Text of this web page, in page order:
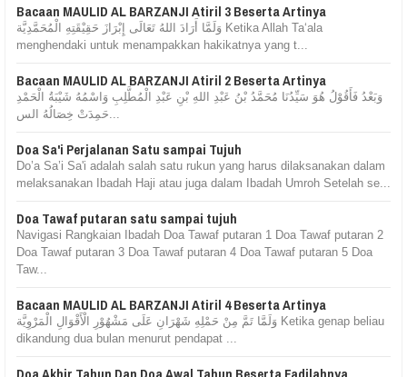
Bacaan MAULID AL BARZANJI Atiril 3 Beserta Artinya
وَلَمَّا أَرَادَ اللهُ تَعَالَى إِبْرَازَ حَقِيْقَتِهِ الْمُحَمَّدِيَّة Ketika Allah Ta‘ala
menghendaki untuk menampakkan hakikatnya yang t...
Bacaan MAULID AL BARZANJI Atiril 2 Beserta Artinya
وَبَعْدُ فَأَقُوْلُ هُوَ سَيِّدُنَا مُحَمَّدُ بْنُ عَبْدِ اللهِ بْنِ عَبْدِ الْمُطَّلِبِ وَاسْمُهُ شَيْبَةُ الْحَمْدِ
Doa Sa'i Perjalanan Satu sampai Tujuh
Do’a Sa’i Sa'i adalah salah satu rukun yang harus dilaksanakan dalam
melaksanakan Ibadah Haji atau juga dalam Ibadah Umroh Setelah se...
Doa Tawaf putaran satu sampai tujuh
Navigasi Rangkaian Ibadah Doa Tawaf putaran 1 Doa Tawaf putaran 2
Doa Tawaf putaran 3 Doa Tawaf putaran 4 Doa Tawaf putaran 5 Doa
Taw...
Bacaan MAULID AL BARZANJI Atiril 4 Beserta Artinya
وَلَمَّا تَمَّ مِنْ حَمْلِهِ شَهْرَانِ عَلَى مَشْهُوْرِ الْأَقْوَالِ الْمَرْوِيَّة Ketika genap beliau
dikandung dua bulan menurut pendapat ...